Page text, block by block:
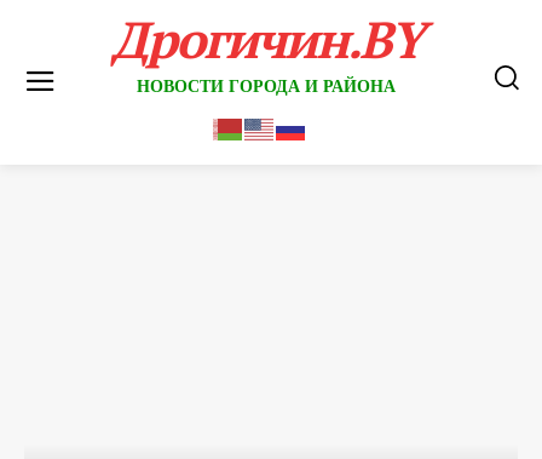
Дрогичин.BY
НОВОСТИ ГОРОДА И РАЙОНА